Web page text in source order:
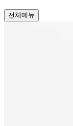
전체메뉴